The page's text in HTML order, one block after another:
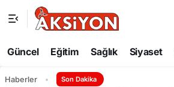
Güncel Eğitim Sağlık Siyaset
Haberler Son Dakika